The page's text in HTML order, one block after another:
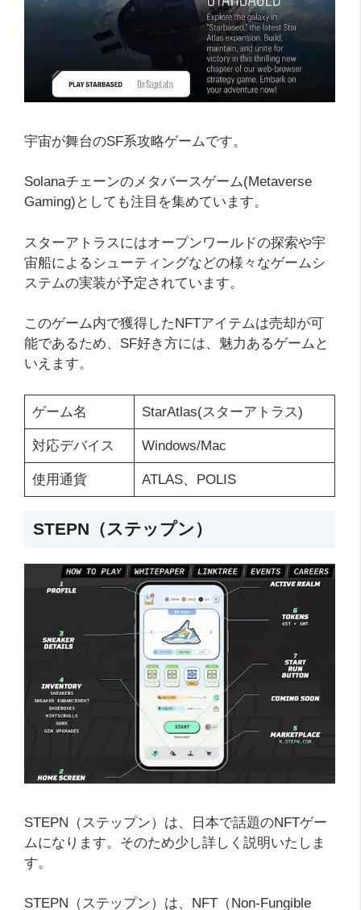
宇宙が舞台のSF系攻略ゲームです。
Solanaチェーンのメタバースゲーム(Metaverse
Gaming)としても注目を集めています。
スターアトラスにはオープンワールドの探索や宇
宙船によるシューティングなどの様々なゲームシ
ステムの実装が予定されています。
このゲーム内で獲得したNFTアイテムは売却が可
能であるため、SF好き方には、魅力あるゲームと
いえます。
ゲーム名 StarAtlas(スターアトラス)
対応デバイス Windows/Mac
使用通貨 ATLAS、POLIS
STEPN（ステップン）
STEPN（ステップン）は、日本で話題のNFTゲー
ムになります。そのため少し詳しく説明いたしま
す。
STEPN（ステップン）は、NFT（Non-Fungible